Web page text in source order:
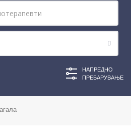
НАПРЕДНО
ПРЕБАРУВАЊЕ